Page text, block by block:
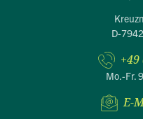
D-
Mo.-Fr.
E-